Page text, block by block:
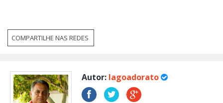
COMPARTILHE NAS REDES
Autor: lagoadorato